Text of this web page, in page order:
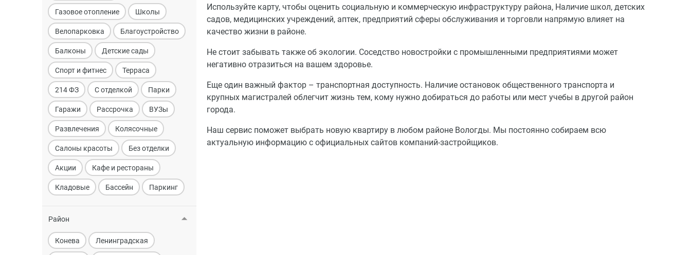
С отделкой Парки
Рассрочка ВУЗы
Гаражи
Салоны красоты
Акции
Колясочные
Кладовые
Развлечения
Без отделки
Кафе и рестораны
Бассейн Паркинг
Газовое отопление Школы
Велопарковка Благоустройство
Балконы Детские сады
Спорт и фитнес Терраса
214 ФЗ
Район
Конева Ленинградская
Используйте карту, чтобы оценить социальную и коммерческую инфраструктуру района, Наличие школ, детских
садов, медицинских учреждений, аптек, предприятий сферы обслуживания и торговли напрямую влияет на
качество жизни в районе.
Не стоит забывать также об экологии. Соседство новостройки с промышленными предприятиями может
негативно отразиться на вашем здоровье.
Еще один важный фактор – транспортная доступность. Наличие остановок общественного транспорта и
крупных магистралей облегчит жизнь тем, кому нужно добираться до работы или мест учебы в другой район
города.
Наш сервис поможет выбрать новую квартиру в любом районе Вологды. Мы постоянно собираем всю
актуальную информацию с официальных сайтов компаний-застройщиков.